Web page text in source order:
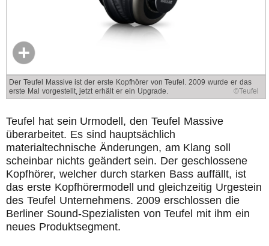
Der Teufel Massive ist der erste Kopfhörer von Teufel. 2009 wurde er das
erste Mal vorgestellt, jetzt erhält er ein Upgrade.
©Teufel
Teufel hat sein Urmodell, den Teufel Massive
überarbeitet. Es sind hauptsächlich
materialtechnische Änderungen, am Klang soll
scheinbar nichts geändert sein. Der geschlossene
Kopfhörer, welcher durch starken Bass auffällt, ist
das erste Kopfhörermodell und gleichzeitig Urgestein
des Teufel Unternehmens. 2009 erschlossen die
Berliner Sound-Spezialisten von Teufel mit ihm ein
neues Produktsegment.